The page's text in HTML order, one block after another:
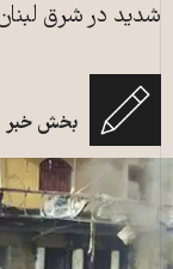
شديد در شرق
بخش خبر